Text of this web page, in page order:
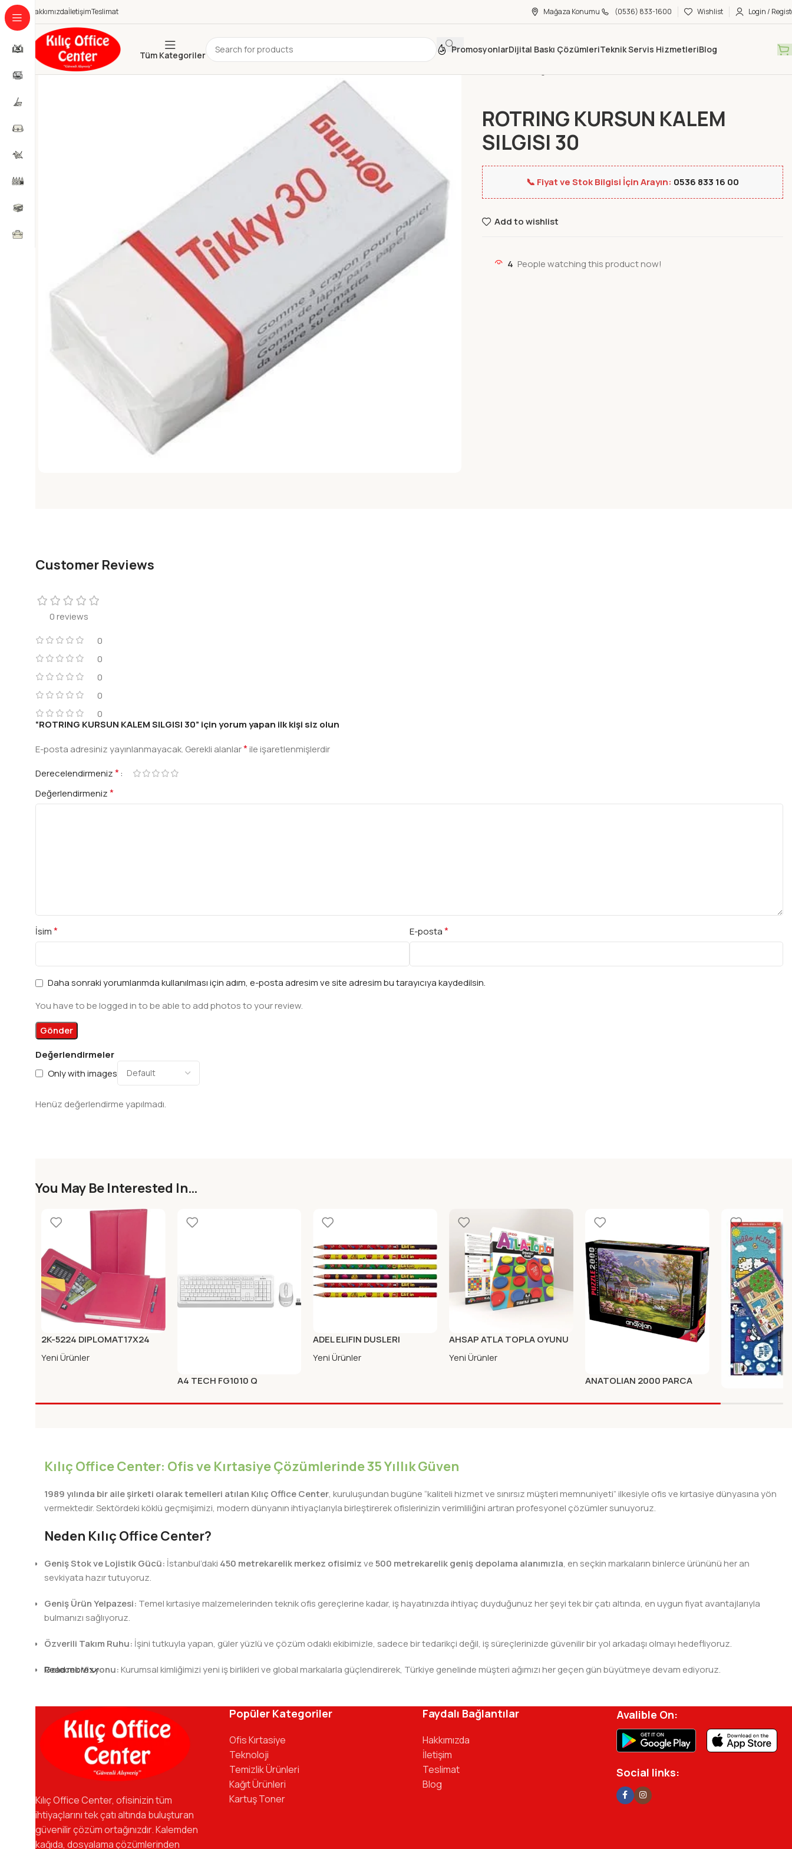
HakkımızdaİletişimTeslimat Mağaza Konumu (0536) 833-1600 Wishlist Login /
Tüm Kategoriler
PromosyonlarDijital Baskı ÇözümleriTeknik Servis HizmetleriBlog
ROTRING KURSUN KALEM
SILGISI 30
📞 Fiyat ve Stok Bilgisi İçin Arayın: 0536 833 16 00
Add to wishlist
4 People watching this product now!
Customer Reviews
0 reviews
0
0
0
0
0
Değerlendirmeler
Only with images
Henüz değerlendirme yapılmadı.
“ROTRING KURSUN KALEM SILGISI 30” için yorum yapan ilk kişi siz olun
E-posta adresiniz yayınlanmayacak. Gerekli alanlar*ile işaretlenmişlerdir
Derecelendirmeniz*
Değerlendirmeniz*
İsim* E-posta*
Daha sonraki yorumlarımda kullanılması için adım, e-posta adresim ve site adresim bu tarayıcıya kaydedilsin.
You have to be logged in to be able to add photos to your review.
You May Be Interested In…
2K-5224 DIPLOMAT17X24
MIKNA.KAB.ORG.KARE FUSYA
Yeni Ürünler
A4 TECH FG1010 Q
BEYAZ
ADEL ELIFIN DUSLERI
KURSUN KALEM HB (FSC)
Yeni Ürünler
AHSAP ATLA TOPLA OYUNU
Yeni Ürünler
ANATOLIAN 2000 PARCA
Kılıç Office Center: Ofis ve Kırtasiye Çözümlerinde 35 Yıllık Güven
1989 yılında bir aile şirketi olarak temelleri atılan Kılıç Office Center, kuruluşundan bugüne “kaliteli hizmet ve sınırsız müşteri memnuniyeti” ilkesiyle ofis ve kırtasiye dünyasına yön
vermektedir. Sektördeki köklü geçmişimizi, modern dünyanın ihtiyaçlarıyla birleştirerek ofislerinizin verimliliğini artıran profesyonel çözümler sunuyoruz.
Neden Kılıç Office Center?
Geniş Stok ve Lojistik Gücü: İstanbul’daki 450 metrekarelik merkez ofisimizve500 metrekarelik geniş depolama alanımızla, en seçkin markaların binlerce ürününü her an
sevkiyata hazır tutuyoruz.
Geniş Ürün Yelpazesi: Temel kırtasiye malzemelerinden teknik ofis gereçlerine kadar, iş hayatınızda ihtiyaç duyduğunuz her şeyi tek bir çatı altında, en uygun fiyat avantajlarıyla
bulmanızı sağlıyoruz.
Özverili Takım Ruhu: İşini tutkuyla yapan, güler yüzlü ve çözüm odaklı ekibimizle, sadece bir tedarikçi değil, iş süreçlerinizde güvenilir bir yol arkadaşı olmayı hedefliyoruz.
Gelecek Vizyonu:Kurumsal kimliğimizi yeni iş birlikleri ve global markalarla güçlendirerek, Türkiye genelinde müşteri ağımızı her geçen gün büyütmeye devam ediyoruz.
kadromuzla hizmetinizdeyiz.
Read more
Kılıç Office Center, ofisinizin tüm
ihtiyaçlarını tek çatı altında buluşturan
güvenilir çözüm ortağınızdır. Kalemden
kağıda, dosyalama çözümlerinden
Popüler Kategoriler
Ofis Kırtasiye
Teknoloji
Temizlik Ürünleri
Kağıt Ürünleri
Kartuş Toner
Faydalı Bağlantılar
Hakkımızda
İletişim
Teslimat
Blog
Avalible On:
Social links: